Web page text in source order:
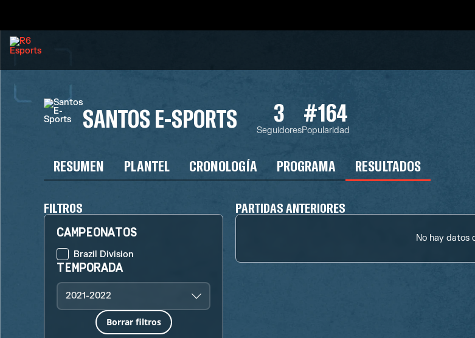
SANTOS E-SPORTS 3
Seguidores
#164
Popularidad
RESUMEN PLANTEL CRONOLOGÍA PROGRAMA RESULTADOS
FILTROS
CAMPEONATOS
Brazil Division
TEMPORADA
2021-2022
Borrar filtros
PARTIDAS ANTERIORES
No hay datos